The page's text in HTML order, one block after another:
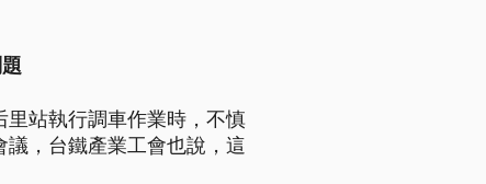
站執行調車作業時，不慎
，台鐵產業工會也說，這